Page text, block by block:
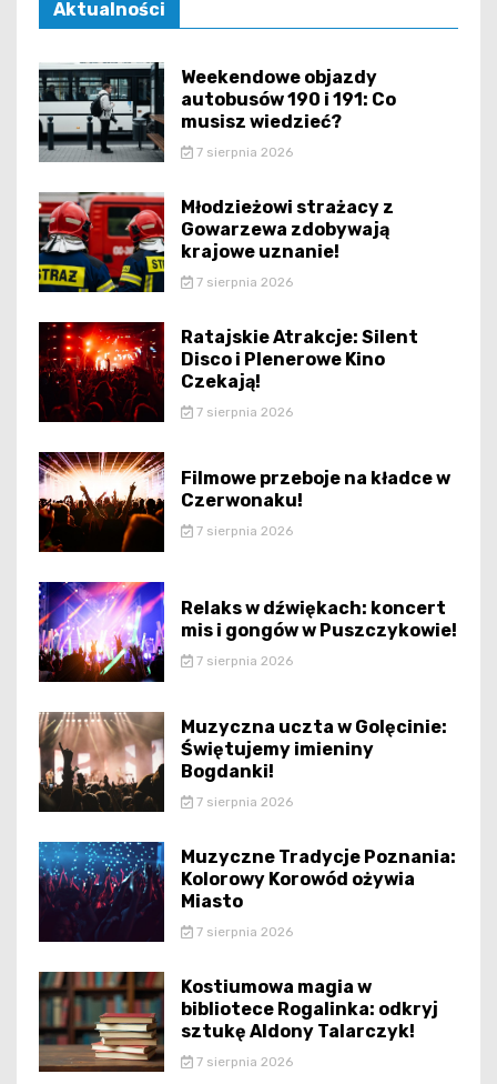
Aktualności
Weekendowe objazdy
autobusów 190 i 191: Co
musisz wiedzieć?
7 sierpnia 2026
Młodzieżowi strażacy z
Gowarzewa zdobywają
krajowe uznanie!
7 sierpnia 2026
Ratajskie Atrakcje: Silent
Disco i Plenerowe Kino
Czekają!
7 sierpnia 2026
Filmowe przeboje na kładce w
Czerwonaku!
7 sierpnia 2026
Relaks w dźwiękach: koncert
mis i gongów w Puszczykowie!
7 sierpnia 2026
Muzyczna uczta w Golęcinie:
Świętujemy imieniny
Bogdanki!
7 sierpnia 2026
Muzyczne Tradycje Poznania:
Kolorowy Korowód ożywia
Miasto
7 sierpnia 2026
Kostiumowa magia w
bibliotece Rogalinka: odkryj
sztukę Aldony Talarczyk!
7 sierpnia 2026